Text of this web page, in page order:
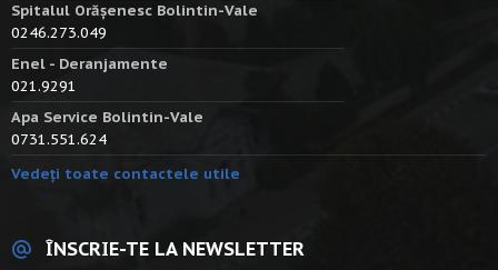
Spitalul Orășenesc Bolintin-Vale
0246.273.049
Enel - Deranjamente
021.9291
Apa Service Bolintin-Vale
0731.551.624
Vedeți toate contactele utile
ÎNSCRIE-TE LA NEWSLETTER